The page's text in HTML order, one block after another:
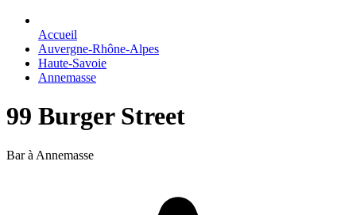
Accueil
Auvergne-Rhône-Alpes
Haute-Savoie
Annemasse
99 Burger Street
Bar à Annemasse